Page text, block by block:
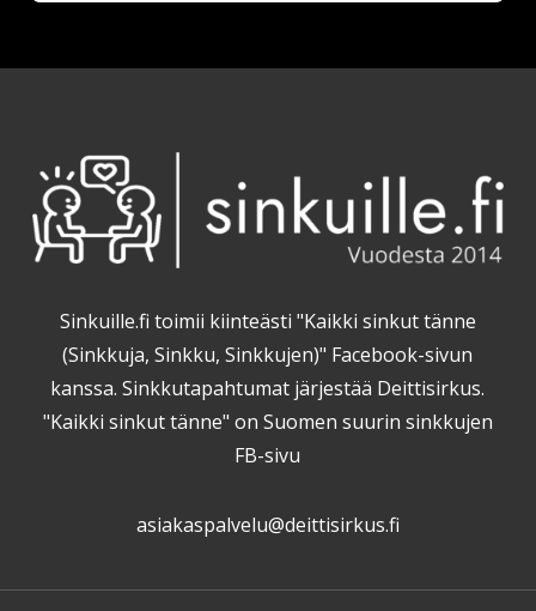
Sinkuille.fi toimii kiinteästi "Kaikki sinkut tänne
(Sinkkuja, Sinkku, Sinkkujen)" Facebook-sivun
kanssa. Sinkkutapahtumat järjestää Deittisirkus.
"Kaikki sinkut tänne" on Suomen suurin sinkkujen
FB-sivu
asiakaspalvelu@deittisirkus.fi